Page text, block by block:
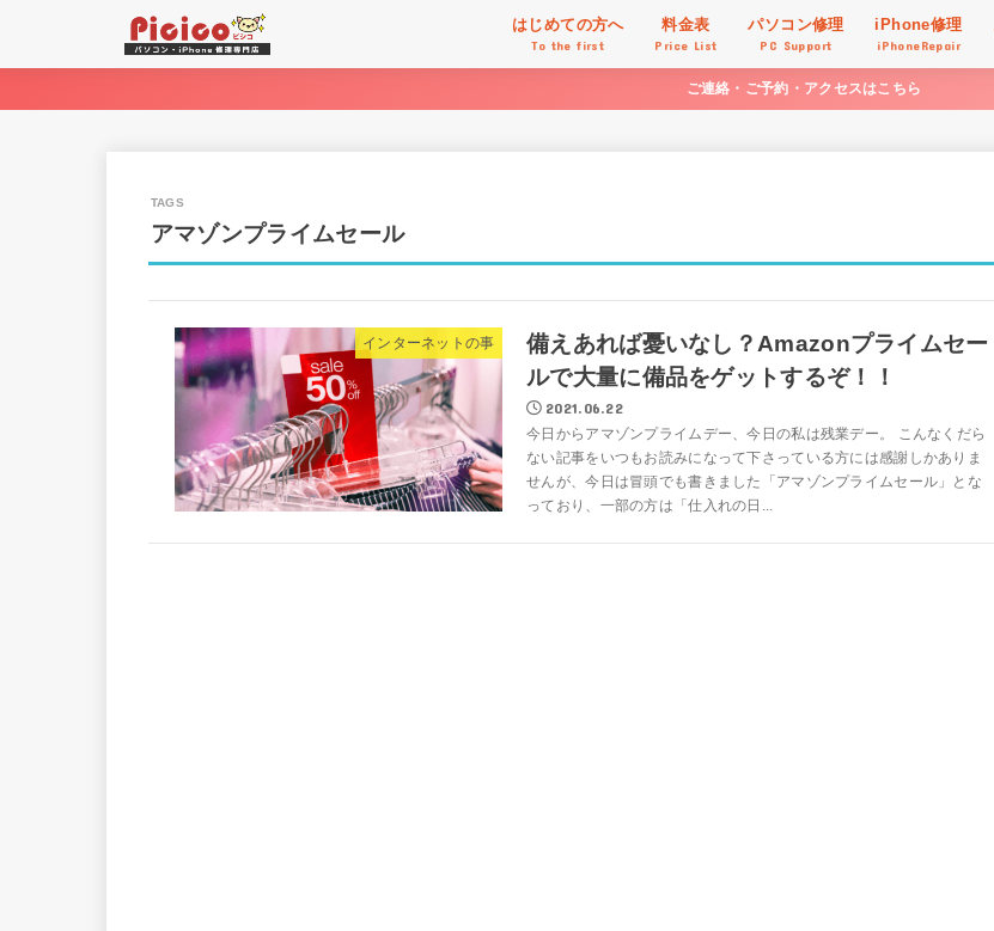
はじめての方へ
To the first
料金表
Price List
パソコン修理
PC Support
iPhone修理
iPhoneRepair
ご連絡・ご予約・アクセスはこちら
アマゾンプライムセール
インターネットの事
備えあれば憂いなし？Amazonプライムセー
ルで大量に備品をゲットするぞ！！
2021.06.22
今日からアマゾンプライムデー、今日の私は残業デー。 こんなくだら
ない記事をいつもお読みになって下さっている方には感謝しかありま
せんが、今日は冒頭でも書きました「アマゾンプライムセール」とな
っており、一部の方は「仕入れの日...